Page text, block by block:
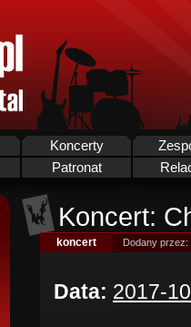
Koncerty
Patronat
Koncert:
koncert Dodany przez:
Data: 2017-